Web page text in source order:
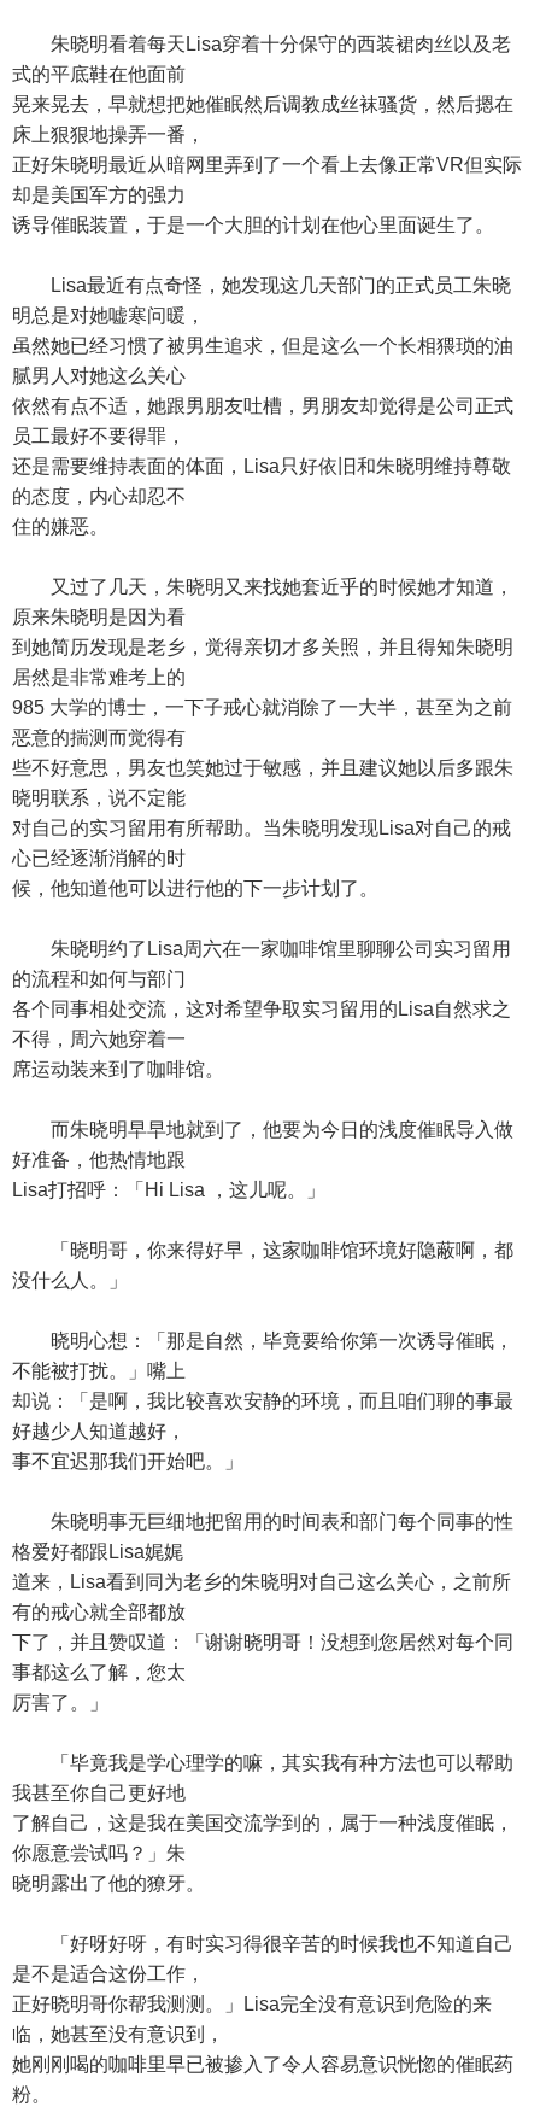
朱晓明看着每天Lisa穿着十分保守的西装裙肉丝以及老
式的平底鞋在他面前
晃来晃去，早就想把她催眠然后调教成丝袜骚货，然后摁在
床上狠狠地操弄一番，
正好朱晓明最近从暗网里弄到了一个看上去像正常VR但实际
却是美国军方的强力
诱导催眠装置，于是一个大胆的计划在他心里面诞生了。
Lisa最近有点奇怪，她发现这几天部门的正式员工朱晓
明总是对她嘘寒问暖，
虽然她已经习惯了被男生追求，但是这么一个长相猥琐的油
腻男人对她这么关心
依然有点不适，她跟男朋友吐槽，男朋友却觉得是公司正式
员工最好不要得罪，
还是需要维持表面的体面，Lisa只好依旧和朱晓明维持尊敬
的态度，内心却忍不
住的嫌恶。
又过了几天，朱晓明又来找她套近乎的时候她才知道，
原来朱晓明是因为看
到她简历发现是老乡，觉得亲切才多关照，并且得知朱晓明
居然是非常难考上的
985 大学的博士，一下子戒心就消除了一大半，甚至为之前
恶意的揣测而觉得有
些不好意思，男友也笑她过于敏感，并且建议她以后多跟朱
晓明联系，说不定能
对自己的实习留用有所帮助。当朱晓明发现Lisa对自己的戒
心已经逐渐消解的时
候，他知道他可以进行他的下一步计划了。
朱晓明约了Lisa周六在一家咖啡馆里聊聊公司实习留用
的流程和如何与部门
各个同事相处交流，这对希望争取实习留用的Lisa自然求之
不得，周六她穿着一
席运动装来到了咖啡馆。
而朱晓明早早地就到了，他要为今日的浅度催眠导入做
好准备，他热情地跟
Lisa打招呼：「Hi Lisa ，这儿呢。」
「晓明哥，你来得好早，这家咖啡馆环境好隐蔽啊，都
没什么人。」
晓明心想：「那是自然，毕竟要给你第一次诱导催眠，
不能被打扰。」嘴上
却说：「是啊，我比较喜欢安静的环境，而且咱们聊的事最
好越少人知道越好，
事不宜迟那我们开始吧。」
朱晓明事无巨细地把留用的时间表和部门每个同事的性
格爱好都跟Lisa娓娓
道来，Lisa看到同为老乡的朱晓明对自己这么关心，之前所
有的戒心就全部都放
下了，并且赞叹道：「谢谢晓明哥！没想到您居然对每个同
事都这么了解，您太
厉害了。」
「毕竟我是学心理学的嘛，其实我有种方法也可以帮助
我甚至你自己更好地
了解自己，这是我在美国交流学到的，属于一种浅度催眠，
你愿意尝试吗？」朱
晓明露出了他的獠牙。
「好呀好呀，有时实习得很辛苦的时候我也不知道自己
是不是适合这份工作，
正好晓明哥你帮我测测。」Lisa完全没有意识到危险的来
临，她甚至没有意识到，
她刚刚喝的咖啡里早已被掺入了令人容易意识恍惚的催眠药
粉。